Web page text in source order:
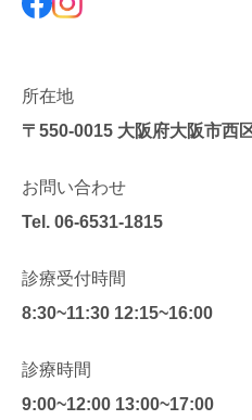
所在地
〒550-0015 大阪府大阪市西
お問い合わせ
Tel. 06-6531-1815
診療受付時間
8:30~11:30 12:15~16:00
診療時間
9:00~12:00 13:00~17:00